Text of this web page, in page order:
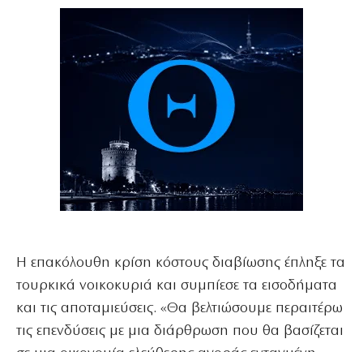
Η επακόλουθη κρίση κόστους διαβίωσης έπληξε τα
τουρκικά νοικοκυριά και συμπίεσε τα εισοδήματα
και τις αποταμιεύσεις. «Θα βελτιώσουμε περαιτέρω
τις επενδύσεις με μια διάρθρωση που θα βασίζεται